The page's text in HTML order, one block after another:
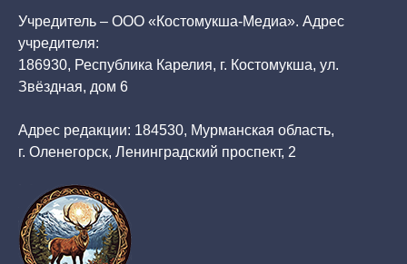
Учредитель – ООО «Костомукша-Медиа». Адрес
учредителя:
186930, Республика Карелия, г. Костомукша, ул.
Звёздная, дом 6
Адрес редакции: 184530, Мурманская область,
г. Оленегорск, Ленинградский проспект, 2